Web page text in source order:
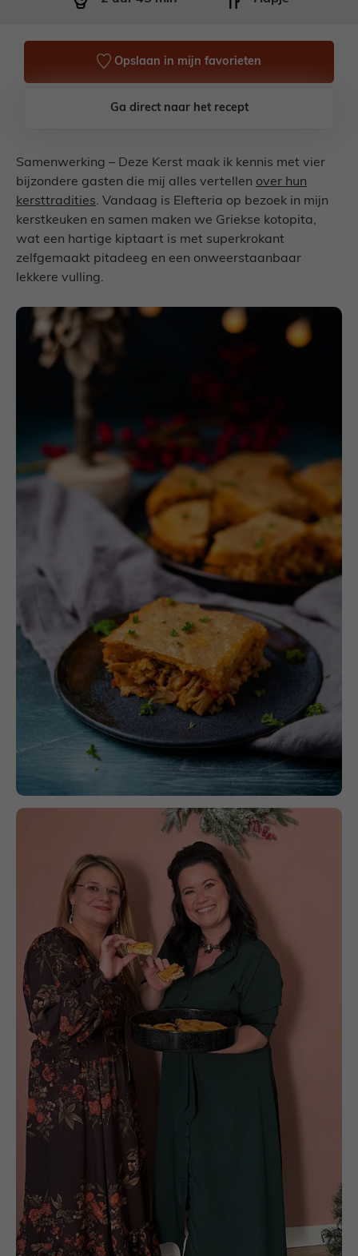
Opslaan in mijn favorieten
Ga direct naar het recept
Samenwerking – Deze Kerst maak ik kennis met vier
bijzondere gasten die mij alles vertellen over hun
kersttradities. Vandaag is Elefteria op bezoek in mijn
kerstkeuken en samen maken we Griekse kotopita,
wat een hartige kiptaart is met superkrokant
zelfgemaakt pitadeeg en een onweerstaanbaar
lekkere vulling.